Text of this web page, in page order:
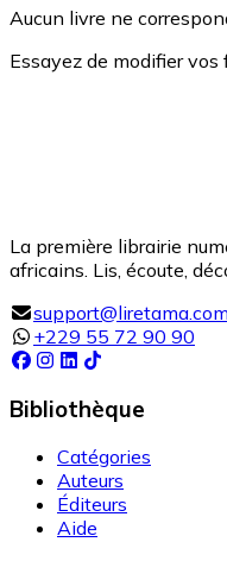
Aucun livre ne
Essayez de modifier vos
La première librairie
africains. Lis, écoute,
support@liretama.com
+229 55 72 90 90
Bibliothèque
Catégories
Auteurs
Éditeurs
Aide